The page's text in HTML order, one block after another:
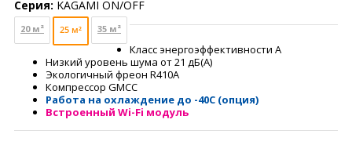
Серия: KAGAMI ON/OFF
20 м² 25 м² 35 м²
Класс энергоэффективности A
Низкий уровень шума от 21 дБ(А)
Экологичный фреон R410A
Компрессор GMCC
Работа на охлаждение до -40С (опция)
Встроенный Wi-Fi модуль